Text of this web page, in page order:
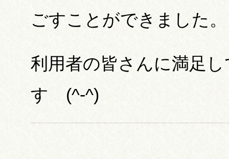
ごすことができました。
利用者の皆さんに満足
す (^-^)